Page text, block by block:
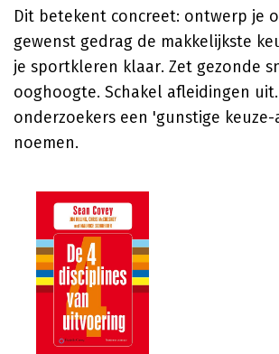
Dit betekent concreet: ontwerp je
gewenst gedrag de makkelijkste
je sportkleren klaar. Zet gezonde
ooghoogte. Schakel afleidingen
onderzoekers een 'gunstige
noemen.